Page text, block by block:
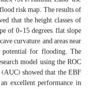
risk map. The results of
that the height classes of
of 0-15 degrees, flat slope
curvature, and areas near
potential for flooding. The
model using the ROC
showed that the EBF
excellent performance in